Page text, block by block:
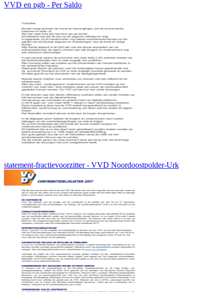
VVD en pgb - Per Saldo
statement-fractievoorzitter - VVD Noordoostpolder-Urk